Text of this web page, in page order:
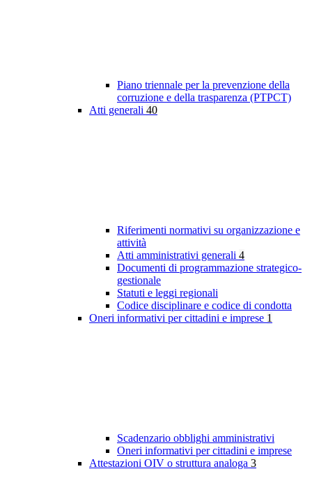
Piano triennale per la prevenzione della
corruzione e della trasparenza (PTPCT)
Atti generali 40
Riferimenti normativi su organizzazione e
attività
Atti amministrativi generali 4
Documenti di programmazione strategico-
gestionale
Statuti e leggi regionali
Codice disciplinare e codice di condotta
Oneri informativi per cittadini e imprese 1
Scadenzario obblighi amministrativi
Oneri informativi per cittadini e imprese
Attestazioni OIV o struttura analoga 3